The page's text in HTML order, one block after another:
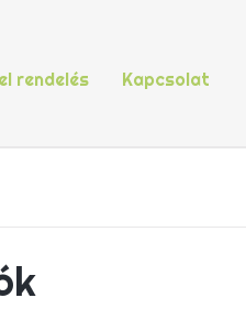
rendelés Kapcsolat